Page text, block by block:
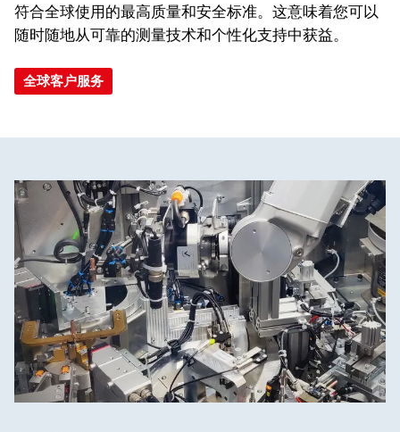
符合全球使用的最高质量和安全标准。这意味着您可以
随时随地从可靠的测量技术和个性化支持中获益。
全球客户服务